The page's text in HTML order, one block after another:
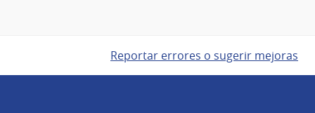
Reportar errores o sugerir mejoras